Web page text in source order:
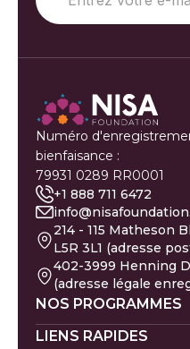
Numéro
bienfaisance :
79931 0289 RR0001
+1 888 711 6472
214 - 115 Matheson
L5R 3L1 (adresse
402-3999 Henning
(adresse légale
NOS PROGRAMMES
Nisa Homes
LIENS RAPIDES